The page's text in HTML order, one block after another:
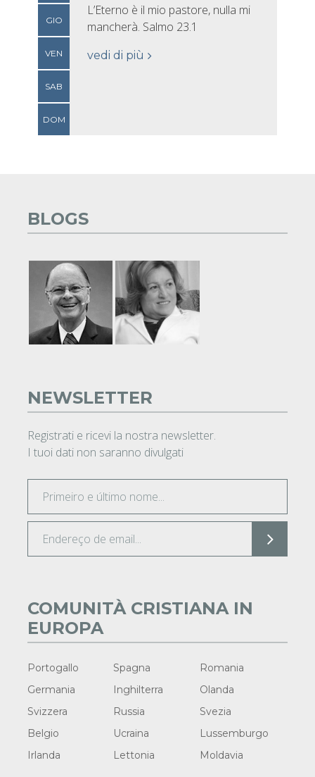
GIO
VEN
SAB
DOM
L’Eterno è il mio pastore, nulla mi
mancherà. Salmo 23.1
vedi di più
BLOGS
NEWSLETTER
Registrati e ricevi la nostra newsletter.
I tuoi dati non saranno divulgati
COMUNITÀ CRISTIANA IN
EUROPA
Portogallo Spagna
Romania
Germania
Inghilterra
Olanda
Svizzera
Russia
Svezia
Belgio
Ucraina
Lussemburgo
Irlanda
Lettonia Moldavia